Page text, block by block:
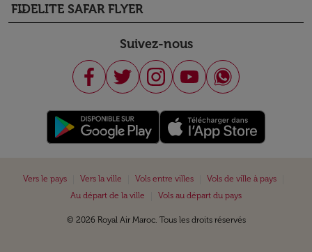
FIDELITE SAFAR FLYER
keyboard_arrow_down
Suivez-nous
Vers le pays Vers la ville Vols entre villes Vols de ville à pays
Au départ de la ville
Vols au départ du pays
© 2026 Royal Air Maroc. Tous les droits réservés